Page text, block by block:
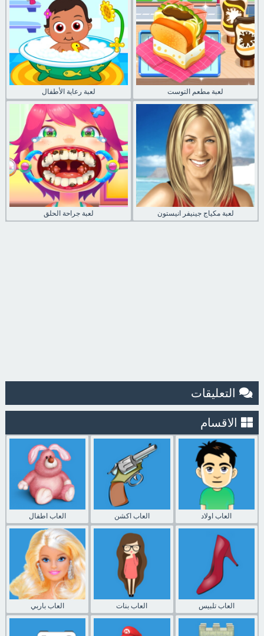
لعبة رعاية الأطفال لعبة مطعم التوست
لعبة جراحة الحلق لعبة مكياج جينيفر انيستون
التعليقات
الاقسام
العاب اطفال العاب اكشن العاب اولاد
العاب باربي العاب بنات العاب تلبيس